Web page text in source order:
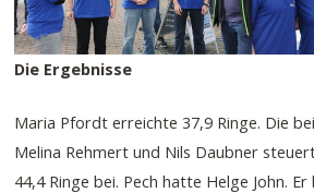
Die Ergebnisse
Maria Pfordt erreichte 37,9 Ringe. Die
Melina Rehmert und Nils Daubner
44,4 Ringe bei. Pech hatte Helge John.